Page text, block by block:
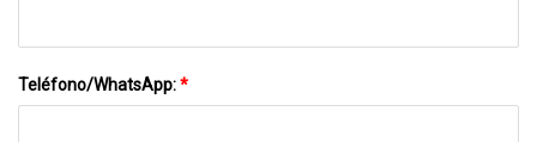
Teléfono/WhatsApp:*